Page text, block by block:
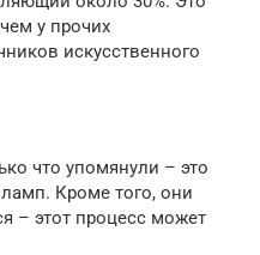
у прочих
искусственного
что упомянули – это
Кроме того, они
– этот процесс может